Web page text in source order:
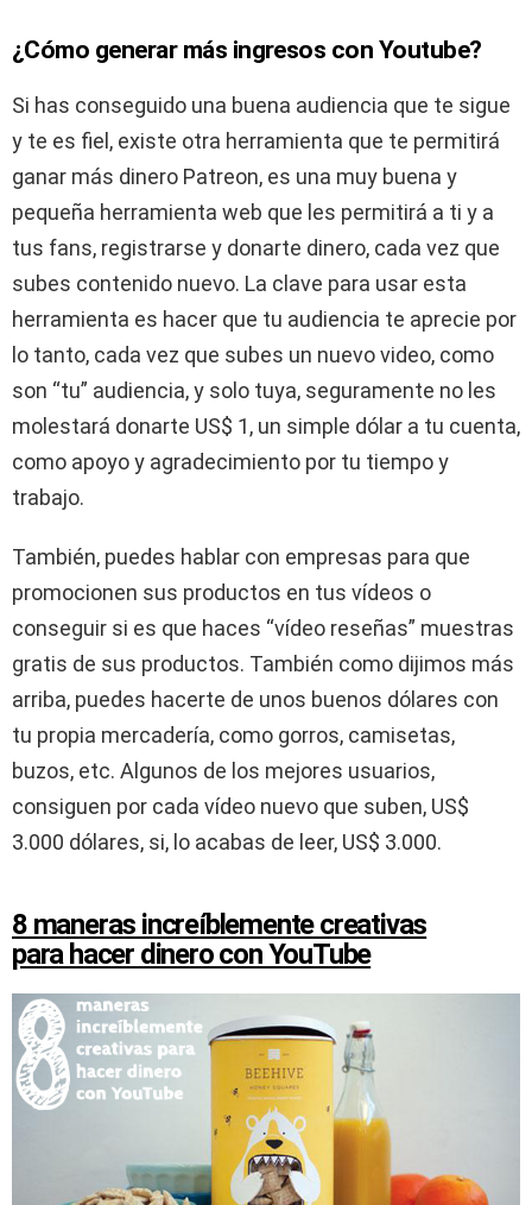
¿Cómo generar más ingresos con Youtube?
Si has conseguido una buena audiencia que te sigue
y te es fiel, existe otra herramienta que te permitirá
ganar más dinero Patreon, es una muy buena y
pequeña herramienta web que les permitirá a ti y a
tus fans, registrarse y donarte dinero, cada vez que
subes contenido nuevo. La clave para usar esta
herramienta es hacer que tu audiencia te aprecie por
lo tanto, cada vez que subes un nuevo video, como
son “tu” audiencia, y solo tuya, seguramente no les
molestará donarte US$ 1, un simple dólar a tu cuenta,
como apoyo y agradecimiento por tu tiempo y
trabajo.
También, puedes hablar con empresas para que
promocionen sus productos en tus vídeos o
conseguir si es que haces “vídeo reseñas” muestras
gratis de sus productos. También como dijimos más
arriba, puedes hacerte de unos buenos dólares con
tu propia mercadería, como gorros, camisetas,
buzos, etc. Algunos de los mejores usuarios,
consiguen por cada vídeo nuevo que suben, US$
3.000 dólares, si, lo acabas de leer, US$ 3.000.
8 maneras increíblemente creativas
para hacer dinero con YouTube